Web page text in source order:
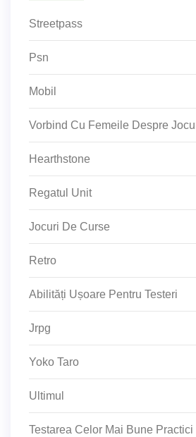
Streetpass
Psn
Mobil
Vorbind Cu Femeile Despre
Hearthstone
Regatul Unit
Jocuri De Curse
Retro
Abilități Ușoare Pentru Testeri
Jrpg
Yoko Taro
Ultimul
Testarea Celor Mai Bune Practici